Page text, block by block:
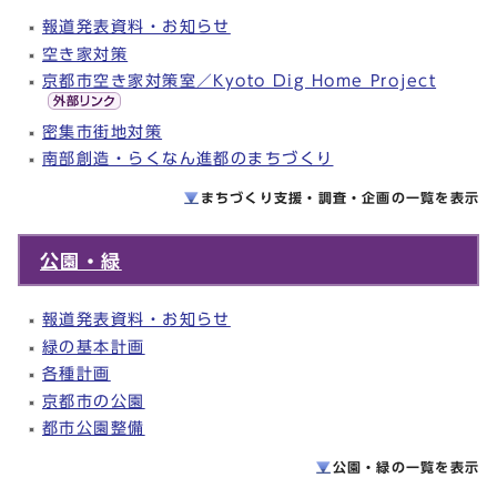
報道発表資料・お知らせ
空き家対策
京都市空き家対策室／Kyoto Dig Home Project
密集市街地対策
南部創造・らくなん進都のまちづくり
まちづくり支援・調査・企画の一覧を 表示
公園・緑
報道発表資料・お知らせ
緑の基本計画
各種計画
京都市の公園
都市公園整備
公園・緑の一覧を 表示